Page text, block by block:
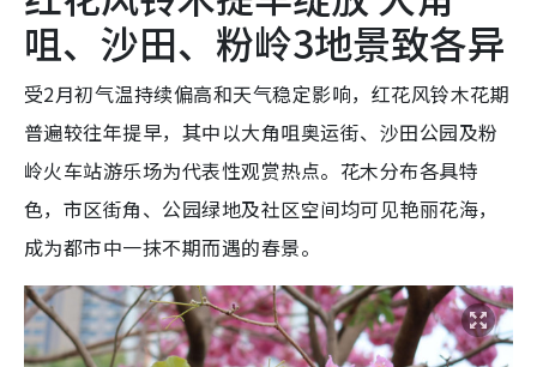
咀、沙田、粉岭3地景致各异
受2月初气温持续偏高和天气稳定影响，红花风铃木花期
普遍较往年提早，其中以大角咀奥运街、沙田公园及粉
岭火车站游乐场为代表性观赏热点。花木分布各具特
色，市区街角、公园绿地及社区空间均可见艳丽花海，
成为都市中一抹不期而遇的春景。